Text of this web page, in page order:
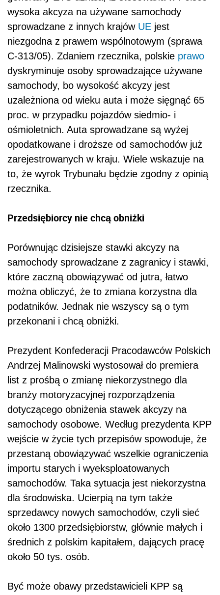
wysoka akcyza na używane samochody
sprowadzane z innych krajów UE jest
niezgodna z prawem wspólnotowym (sprawa
C-313/05). Zdaniem rzecznika, polskie prawo
dyskryminuje osoby sprowadzające używane
samochody, bo wysokość akcyzy jest
uzależniona od wieku auta i może sięgnąć 65
proc. w przypadku pojazdów siedmio- i
ośmioletnich. Auta sprowadzane są wyżej
opodatkowane i droższe od samochodów już
zarejestrowanych w kraju. Wiele wskazuje na
to, że wyrok Trybunału będzie zgodny z opinią
rzecznika.
Przedsiębiorcy nie chcą obniżki
Porównując dzisiejsze stawki akcyzy na
samochody sprowadzane z zagranicy i stawki,
które zaczną obowiązywać od jutra, łatwo
można obliczyć, że to zmiana korzystna dla
podatników. Jednak nie wszyscy są o tym
przekonani i chcą obniżki.
Prezydent Konfederacji Pracodawców Polskich
Andrzej Malinowski wystosował do premiera
list z prośbą o zmianę niekorzystnego dla
branży motoryzacyjnej rozporządzenia
dotyczącego obniżenia stawek akcyzy na
samochody osobowe. Według prezydenta KPP
wejście w życie tych przepisów spowoduje, że
przestaną obowiązywać wszelkie ograniczenia
importu starych i wyeksploatowanych
samochodów. Taka sytuacja jest niekorzystna
dla środowiska. Ucierpią na tym także
sprzedawcy nowych samochodów, czyli sieć
około 1300 przedsiębiorstw, głównie małych i
średnich z polskim kapitałem, dających pracę
około 50 tys. osób.
Być może obawy przedstawicieli KPP są